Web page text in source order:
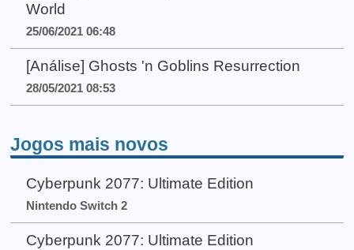
World
25/06/2021 06:48
[Análise] Ghosts 'n Goblins Resurrection
28/05/2021 08:53
Jogos mais novos
Cyberpunk 2077: Ultimate Edition
Nintendo Switch 2
Cyberpunk 2077: Ultimate Edition